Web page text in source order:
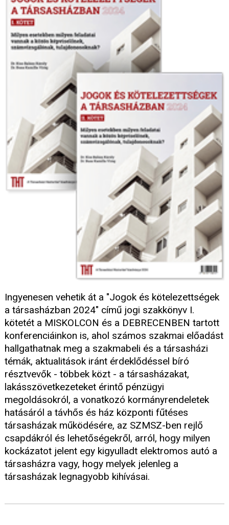
Ingyenesen vehetik át a "Jogok és kötelezettségek
a társasházban 2024" című jogi szakkönyv I.
kötetét a MISKOLCON és a DEBRECENBEN tartott
konferenciáinkon is, ahol számos szakmai előadást
hallgathatnak meg a szakmabeli és a társasházi
témák, aktualitások iránt érdeklődéssel bíró
résztvevők - többek közt - a társasházakat,
lakásszövetkezeteket érintő pénzügyi
megoldásokról, a vonatkozó kormányrendeletek
hatásáról a távhős és ház központi fűtéses
társasházak működésére, az SZMSZ-ben rejlő
csapdákról és lehetőségekről, arról, hogy milyen
kockázatot jelent egy kigyulladt elektromos autó a
társasházra vagy, hogy melyek jelenleg a
társasházak legnagyobb kihívásai.